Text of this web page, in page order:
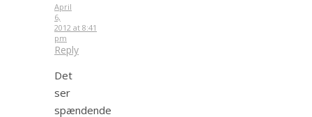
April
6,
2012 at 8:41
pm
Reply
Det
ser
spændende